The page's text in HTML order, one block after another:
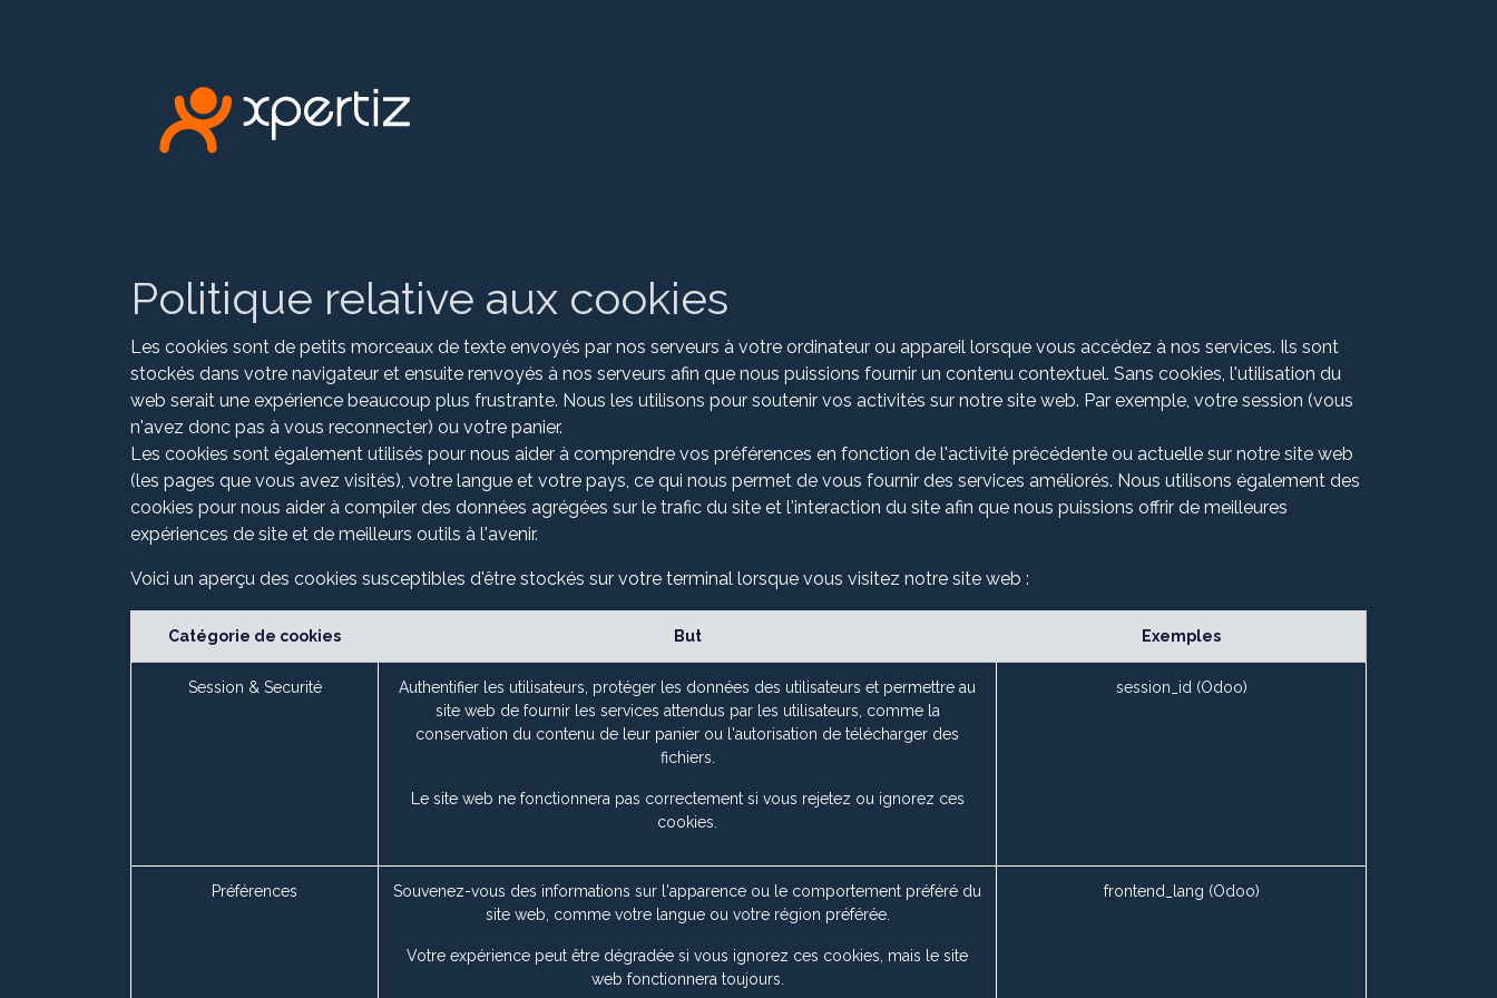
Politique relative aux cookies
Les cookies sont de petits morceaux de texte envoyés par nos serveurs à votre ordinateur ou appareil lorsque vous accédez à nos services. Ils sont
stockés dans votre navigateur et ensuite renvoyés à nos serveurs afin que nous puissions fournir un contenu contextuel. Sans cookies, l'utilisation du
web serait une expérience beaucoup plus frustrante. Nous les utilisons pour soutenir vos activités sur notre site web. Par exemple, votre session (vous
n'avez donc pas à vous reconnecter) ou votre panier.
Les cookies sont également utilisés pour nous aider à comprendre vos préférences en fonction de l'activité précédente ou actuelle sur notre site web
(les pages que vous avez visités), votre langue et votre pays, ce qui nous permet de vous fournir des services améliorés. Nous utilisons également des
cookies pour nous aider à compiler des données agrégées sur le trafic du site et l'interaction du site afin que nous puissions offrir de meilleures
expériences de site et de meilleurs outils à l'avenir.
Voici un aperçu des cookies susceptibles d'être stockés sur votre terminal lorsque vous visitez notre site web :
Catégorie de cookies But Exemples
Session & Securité
Authentifier les utilisateurs, protéger les données des utilisateurs et permettre au
site web de fournir les services attendus par les utilisateurs, comme la
conservation du contenu de leur panier ou l'autorisation de télécharger des
fichiers.
Le site web ne fonctionnera pas correctement si vous rejetez ou ignorez ces
cookies.
session_id (Odoo)
Préférences
Souvenez-vous des informations sur l'apparence ou le comportement préféré du
site web, comme votre langue ou votre région préférée.
Votre expérience peut être dégradée si vous ignorez ces cookies, mais le site
web fonctionnera toujours.
frontend_lang (Odoo)